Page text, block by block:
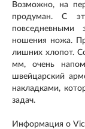
Возможно, на
продуман. С
повседневными
ношения ножа.
лишних хлопот.
мм, очень
швейцарский
накладками,
задач.
Информация о